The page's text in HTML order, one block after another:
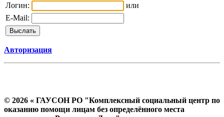
Логин:
или
E-Mail:
Авторизация
© 2026 « ГАУСОН РО "Комплексный социальный центр по
оказанию помощи лицам без определённого места